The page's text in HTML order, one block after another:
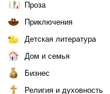
Проза
Приключения
Детская литература
Дом и семья
Бизнес
Религия и духовность